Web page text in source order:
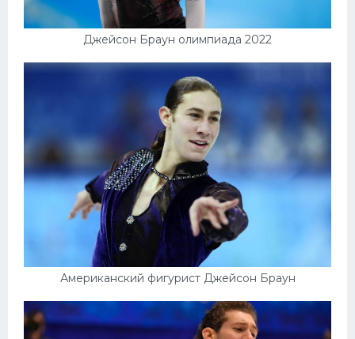
Джейсон Браун олимпиада 2022
Американский фигурист Джейсон Браун